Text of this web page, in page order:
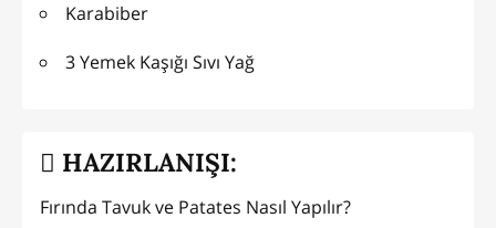
Karabiber
3 Yemek Kaşığı Sıvı Yağ
HAZIRLANIŞI:
Fırında Tavuk ve Patates Nasıl Yapılır?